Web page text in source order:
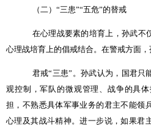
（二）“三患”“五危”的替戒
在心理战要素的培育上，孙武不
心理战培育上的倡戒结合。在警戒方面，
君戒“三患”。孙武认为，国君只
观控制，军队的微观管理、战争的具
担，不熟悉具体军事业务的君主不能领
心理及其战斗精神。进一步说，如果君